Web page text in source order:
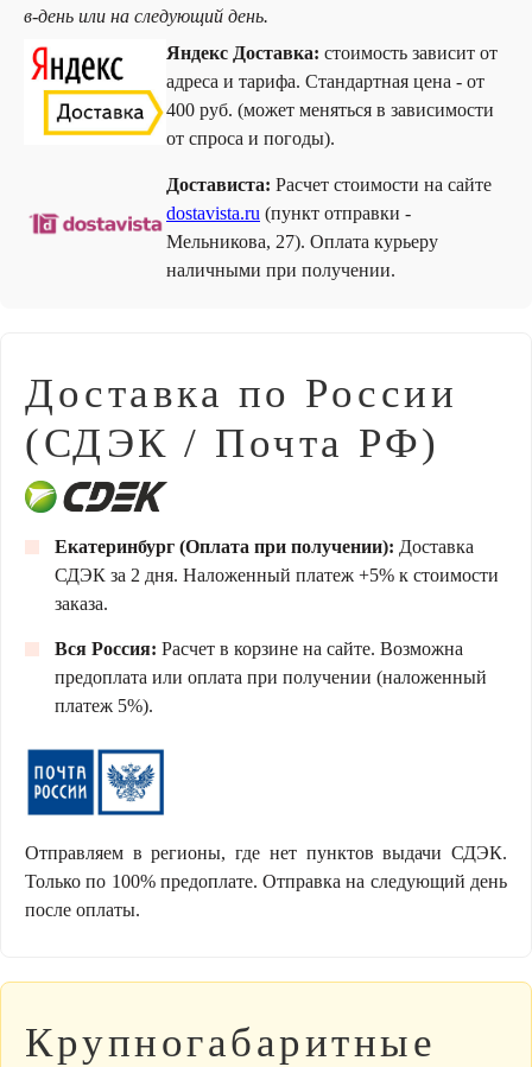
в-день или на следующий день.
Яндекс Доставка: стоимость зависит от
адреса и тарифа. Стандартная цена - от
400 руб. (может меняться в зависимости
от спроса и погоды).
Достависта: Расчет стоимости на сайте
dostavista.ru (пункт отправки -
Мельникова, 27). Оплата курьеру
наличными при получении.
Доставка по России
(СДЭК / Почта РФ)
Екатеринбург (Оплата при получении): Доставка
СДЭК за 2 дня. Наложенный платеж +5% к стоимости
заказа.
Вся Россия: Расчет в корзине на сайте. Возможна
предоплата или оплата при получении (наложенный
платеж 5%).
Отправляем в регионы, где нет пунктов выдачи СДЭК.
Только по 100% предоплате. Отправка на следующий день
после оплаты.
Крупногабаритные